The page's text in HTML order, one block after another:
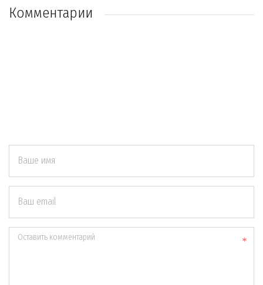
Комментарии
Ваше имя
Ваш email
Оставить комментарий